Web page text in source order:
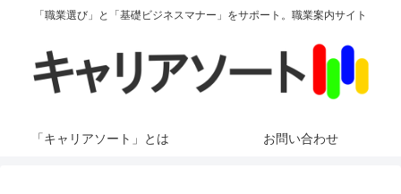
「職業選び」と「基礎ビジネスマナー」をサポート。職業案内サイト
「キャリアソート」とは お問い合わせ